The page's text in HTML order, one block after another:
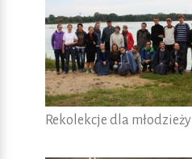
Rekolekcje dla młodzieży